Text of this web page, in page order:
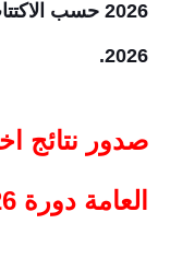
2026 حسب
2026.
صدور نتائج
العامة دورة 2026 للبكالوريا